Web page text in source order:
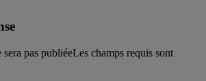
sera pas publiéeLes champs requis sont